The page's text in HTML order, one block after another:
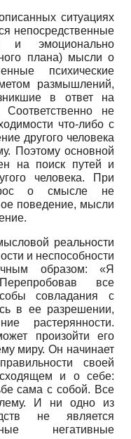
ситуациях
непосредственные
и эмоционально
плана) мысли о
психические
размышлений,
в ответ на
Соответственно не
что-либо с
другого человека
Поэтому основной
на поиск путей и
человека. При
о смысле не
поведение, мысли
реальности
и неспособности
образом: «Я
все
совладания с
в ее разрешении,
растерянности.
произойти его
миру. Он начинает
своей
и о себе:
сама с собой. Все
И ни одно из
не является
негативные